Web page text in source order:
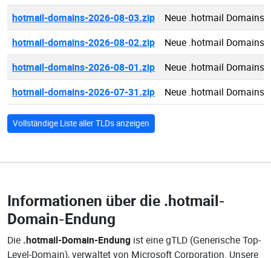
hotmail-domains-2026-08-03.zip
Neue .hotmail Domains
hotmail-domains-2026-08-02.zip
Neue .hotmail Domains
hotmail-domains-2026-08-01.zip
Neue .hotmail Domains
hotmail-domains-2026-07-31.zip
Neue .hotmail Domains
Vollständige Liste aller TLDs anzeigen
Informationen über die .hotmail-
Domain-Endung
Die .hotmail-Domain-Endung ist eine gTLD (Generische Top-
Level-Domain), verwaltet von Microsoft Corporation. Unsere